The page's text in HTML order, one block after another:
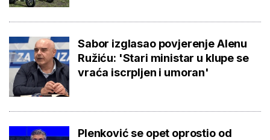
Sabor izglasao povjerenje Alenu
Ružiću: 'Stari ministar u klupe se
vraća iscrpljen i umoran'
Plenković se opet oprostio od